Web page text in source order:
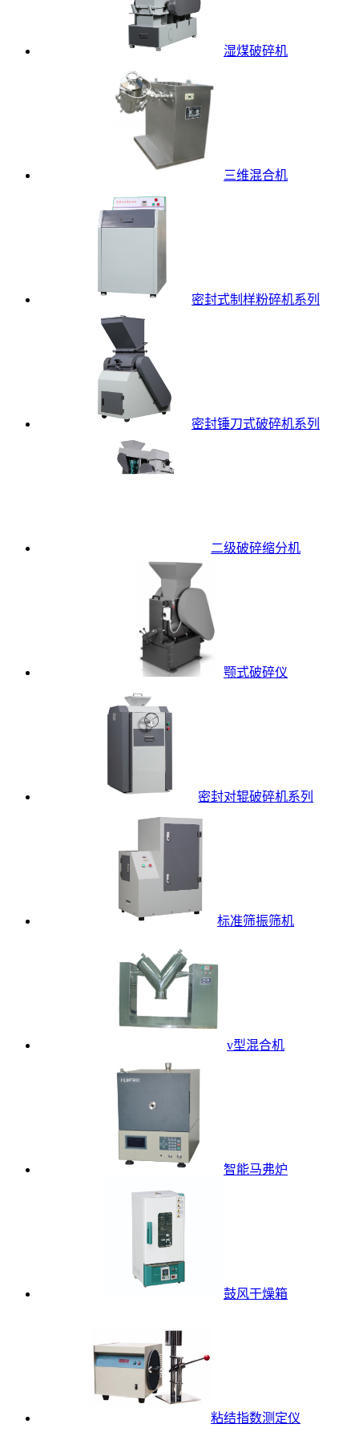
湿煤破碎机
三维混合机
密封式制样粉碎机系列
密封锤刀式破碎机系列
二级破碎缩分机
颚式破碎仪
密封对辊破碎机系列
标准筛振筛机
v型混合机
智能马弗炉
鼓风干燥箱
粘结指数测定仪